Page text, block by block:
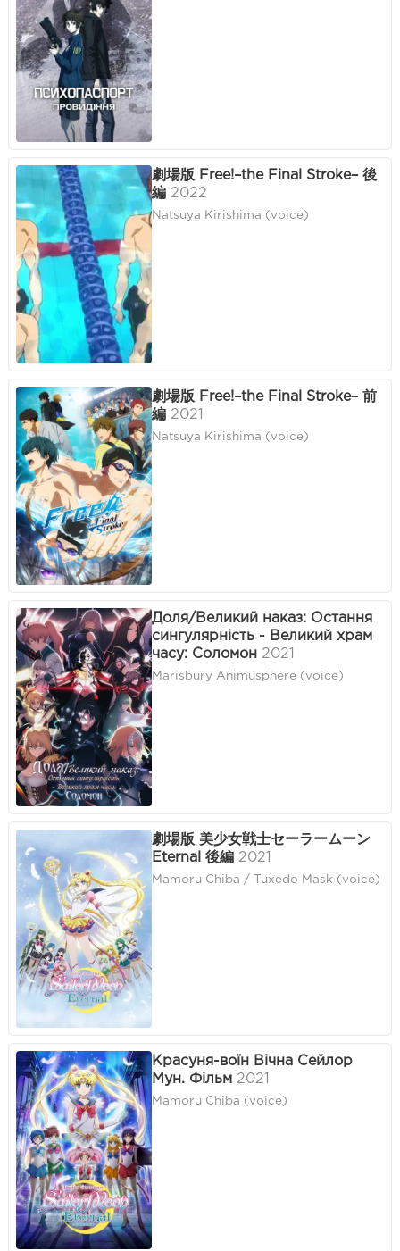
劇場版 Free!–the Final Stroke– 後
編 2022
Natsuya Kirishima (voice)
劇場版 Free!–the Final Stroke– 前
編 2021
Natsuya Kirishima (voice)
Доля/Великий наказ: Остання
сингулярність - Великий храм
часу: Соломон 2021
Marisbury Animusphere (voice)
劇場版 美少女戦士セーラームーン
Eternal 後編 2021
Mamoru Chiba / Tuxedo Mask (voice)
Красуня-воїн Вічна Сейлор
Мун. Фільм 2021
Mamoru Chiba (voice)